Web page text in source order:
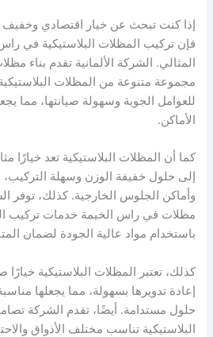
إذا كنت تبحث عن خيار اقتصادي وخفيف
فإن تركيب المظلات البلاستيكية في
المثالي. الشركة الألمانية تقدم بناء
مجموعة متنوعة من المظلات البلاستيكية
للعوامل الجوية وسهولة صيانتها، مما
الأماكن.
كما أن المظلات البلاستيكية تعد خيارًا
إلى حلول خفيفة الوزن وسهلة التركيب،
وأماكن الجلوس الخارجية. كذلك، توفر
مظلات في راس الخيمة خدمات تركيب
باستخدام مواد عالية الجودة لضمان
كذلك، تعتبر المظلات البلاستيكية
إعادة تدويرها بسهولة، مما يجعلها
حلول مستدامة. أيضًا، تقدم الشركة
البلاستيكية تناسب مختلف الأذواق